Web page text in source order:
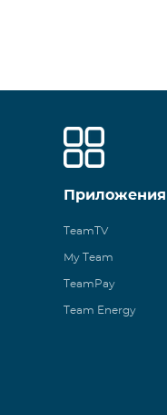
Приложения
TeamTV
My Team
TeamPay
Team Energy